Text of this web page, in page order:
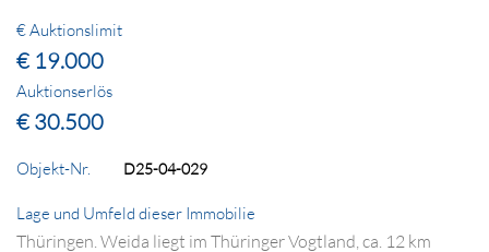
€ Auktionslimit
€ 19.000
Auktionserlös
€ 30.500
Objekt-Nr. D25-04-029
Lage und Umfeld dieser Immobilie
Thüringen. Weida liegt im Thüringer Vogtland, ca. 12 km